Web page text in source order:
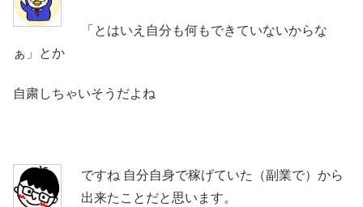
「とはいえ自分も何もできていないからな
ぁ」とか
自粛しちゃいそうだよね
ですね 自分自身で稼げていた（副業で）から
出来たことだと思います。